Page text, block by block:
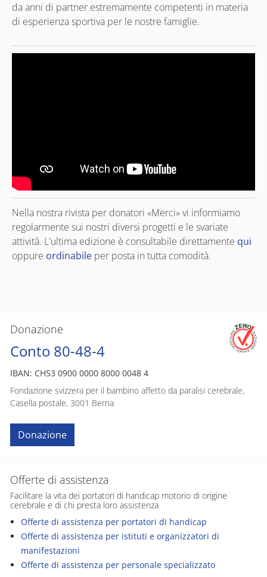
Donazione
Conto 80-48-4
IBAN: CH53 0900 0000 8000 0048 4
Fondazione svizzera per il bambino affetto da paralisi cerebrale,
Casella postale, 3001 Berna
Donazione
Offerte di assistenza
Facilitare la vita dei portatori di handicap motorio di origine
cerebrale e di chi presta loro assistenza
Offerte di assistenza per portatori di handicap
Offerte di assistenza per istituti e organizzatori di
manifestazioni
Offerte di assistenza per personale specializzato
da anni di partner estremamente competenti in materia
di esperienza sportiva per le nostre famiglie.
Nella nostra rivista per donatori «Merci» vi informiamo
regolarmente sui nostri diversi progetti e le svariate
attività. L'ultima edizione è consultabile direttamente qui
oppure ordinabile per posta in tutta comodità.